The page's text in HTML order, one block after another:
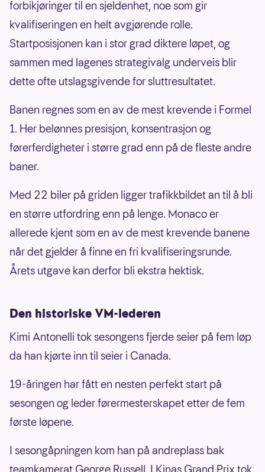
forbikjøringer til en sjeldenhet, noe som gir
kvalifiseringen en helt avgjørende rolle.
Startposisjonen kan i stor grad diktere løpet, og
sammen med lagenes strategivalg underveis blir
dette ofte utslagsgivende for sluttresultatet.
Banen regnes som en av de mest krevende i Formel
1. Her belønnes presisjon, konsentrasjon og
førerferdigheter i større grad enn på de fleste andre
baner.
Med 22 biler på griden ligger trafikkbildet an til å bli
en større utfordring enn på lenge. Monaco er
allerede kjent som en av de mest krevende banene
når det gjelder å finne en fri kvalifiseringsrunde.
Årets utgave kan derfor bli ekstra hektisk.
Den historiske VM-lederen
Kimi Antonelli tok sesongens fjerde seier på fem løp
da han kjørte inn til seier i Canada.
19-åringen har fått en nesten perfekt start på
sesongen og leder førermesterskapet etter de fem
første løpene.
I sesongåpningen kom han på andreplass bak